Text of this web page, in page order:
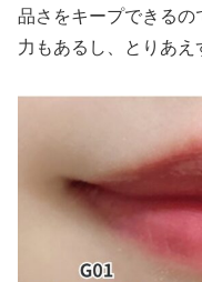
品さをキープできる
力もあるし、とりあえ